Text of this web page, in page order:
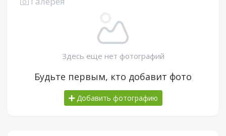
Здесь еще нет фотографий
Будьте первым, кто добавит фото
Добавить фотографию